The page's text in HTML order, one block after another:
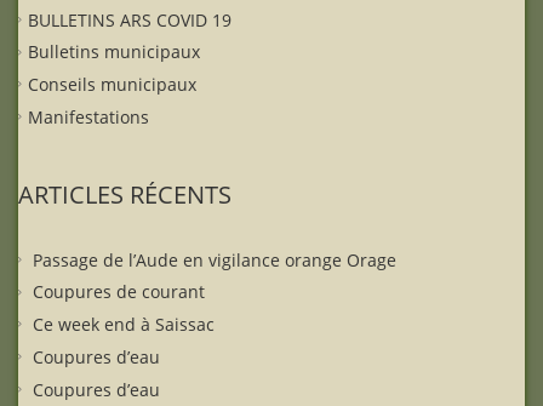
BULLETINS ARS COVID 19
Bulletins municipaux
Conseils municipaux
Manifestations
ARTICLES RÉCENTS
Passage de l’Aude en vigilance orange Orage
Coupures de courant
Ce week end à Saissac
Coupures d’eau
Coupures d’eau